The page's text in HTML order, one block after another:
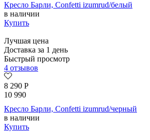
Кресло Барли, Confetti izumrud/белый
в наличии
Купить
Лучшая цена
Доставка за 1 день
Быстрый просмотр
4 отзывов
8 290 Р
10 990
Кресло Барли, Confetti izumrud/черный
в наличии
Купить